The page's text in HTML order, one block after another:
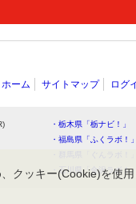
ホーム サイトマップ ログ
・栃木県「栃ナビ！」
・福島県「ふくラボ！」
・石川県「金沢ラボ！
クッキー(Cookie)を使